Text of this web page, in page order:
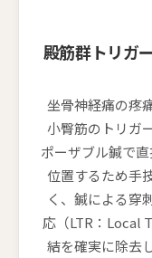
殿筋群トリガ
坐骨神経痛の疼
小臀筋のトリガ
ポーザブル鍼で
位置するため手
く、鍼による穿
応（LTR：Local
結を確実に除去